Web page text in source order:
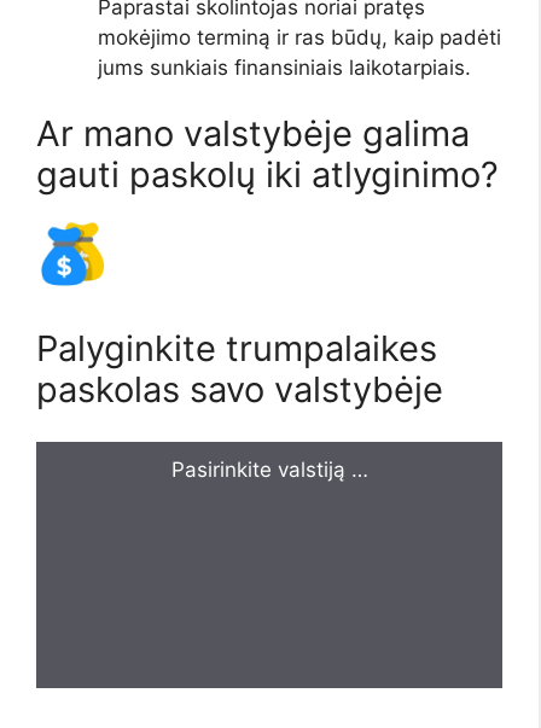
Paprastai skolintojas noriai pratęs
mokėjimo terminą ir ras būdų, kaip padėti
jums sunkiais finansiniais laikotarpiais.
Ar mano valstybėje galima
gauti paskolų iki atlyginimo?
Palyginkite trumpalaikes
paskolas savo valstybėje
Pasirinkite valstiją …